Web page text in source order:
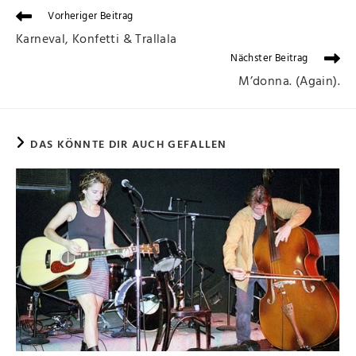
Vorheriger Beitrag
Karneval, Konfetti & Trallala
Nächster Beitrag
M’donna. (Again).
DAS KÖNNTE DIR AUCH GEFALLEN